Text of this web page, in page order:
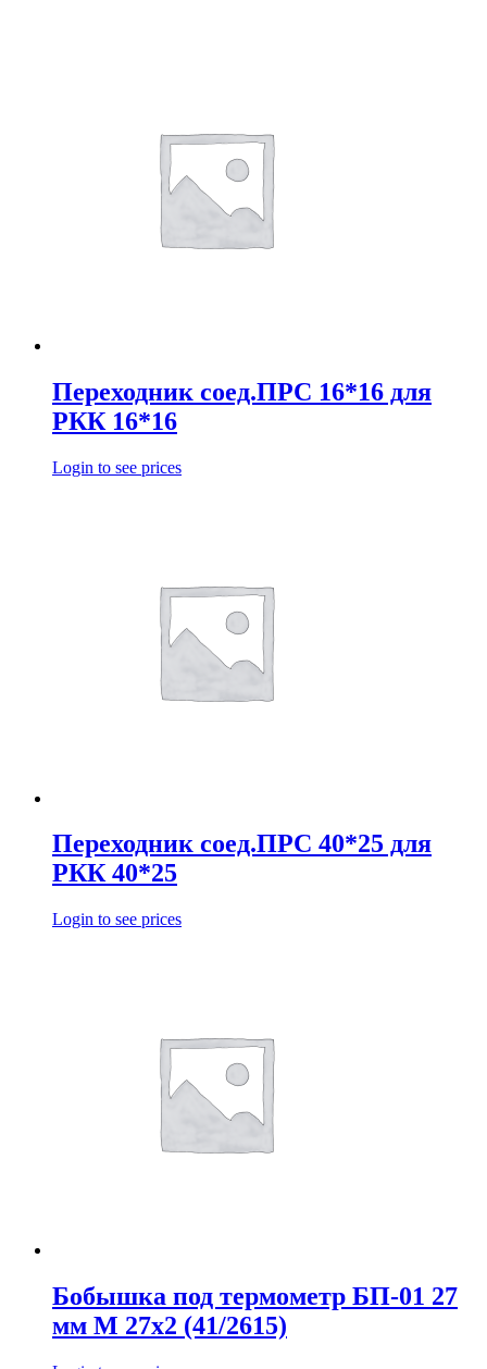
Переходник соед.ПРС 16*16 для
РКК 16*16
Login to see prices
Переходник соед.ПРС 40*25 для
РКК 40*25
Login to see prices
Бобышка под термометр БП-01 27
мм М 27х2 (41/2615)